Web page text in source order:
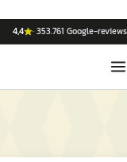
4,4 ·353.761 Google-reviews